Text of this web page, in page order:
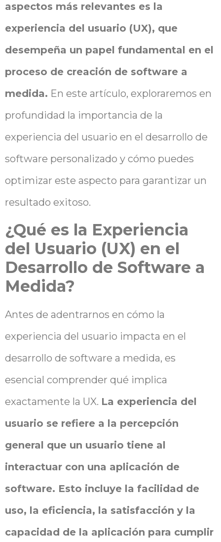
aspectos más relevantes es la
experiencia del usuario (UX), que
desempeña un papel fundamental en el
proceso de creación de software a
medida. En este artículo, exploraremos en
profundidad la importancia de la
experiencia del usuario en el desarrollo de
software personalizado y cómo puedes
optimizar este aspecto para garantizar un
resultado exitoso.
¿Qué es la Experiencia
del Usuario (UX) en el
Desarrollo de Software a
Medida?
Antes de adentrarnos en cómo la
experiencia del usuario impacta en el
desarrollo de software a medida, es
esencial comprender qué implica
exactamente la UX. La experiencia del
usuario se refiere a la percepción
general que un usuario tiene al
interactuar con una aplicación de
software. Esto incluye la facilidad de
uso, la eficiencia, la satisfacción y la
capacidad de la aplicación para cumplir